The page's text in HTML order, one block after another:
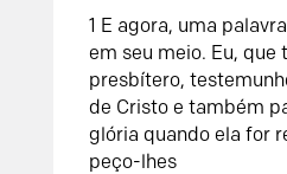
1 E agora, uma
em seu meio. Eu, que
presbítero,
de Cristo e também
glória quando ela for
peço-lhes